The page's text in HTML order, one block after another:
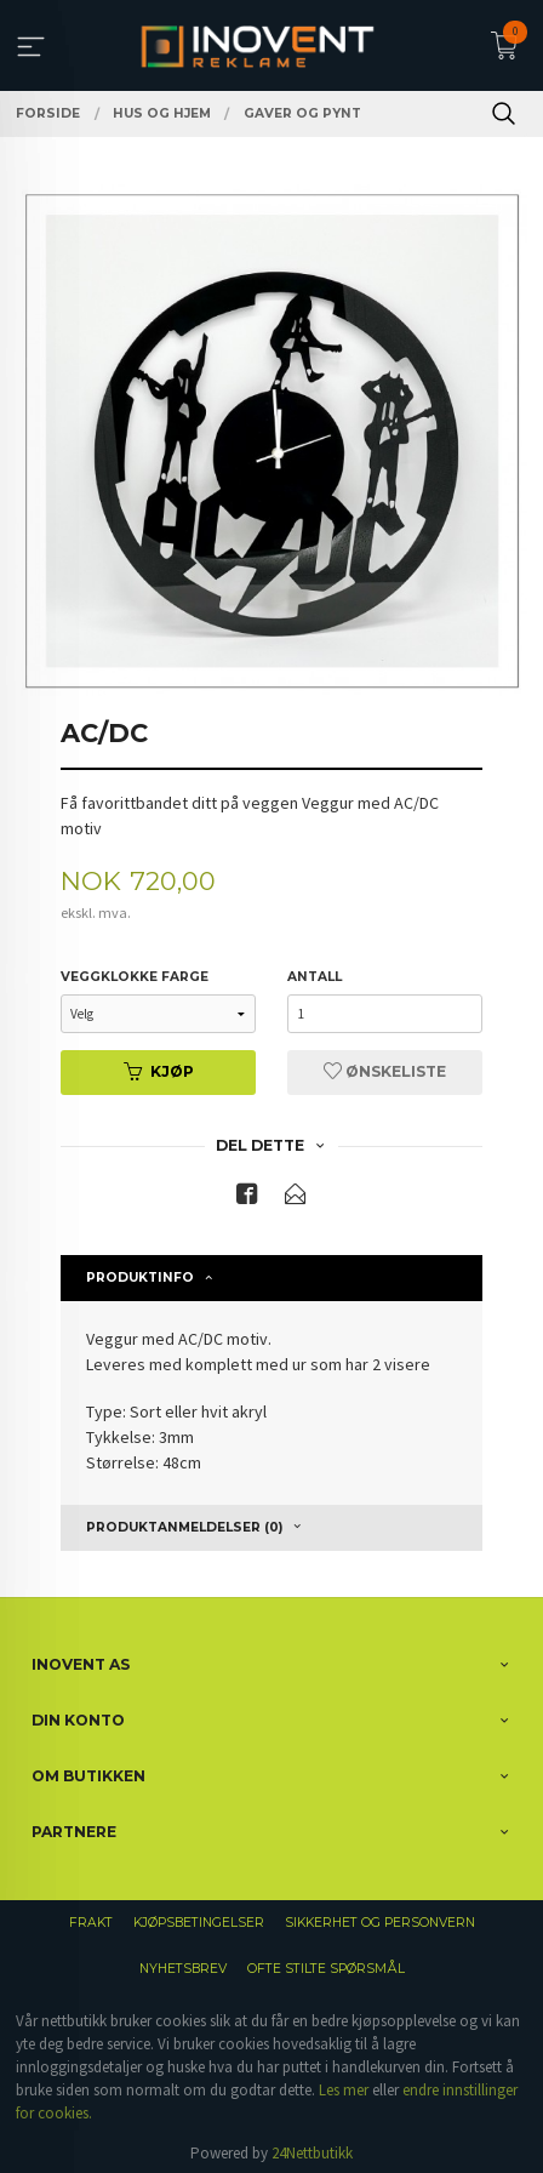
innholdet
0
FORSIDE HUS OG HJEM GAVER OG PYNT
AC/DC
Få favorittbandet ditt på veggen Veggur med AC/DC
motiv
Pris
NOK 720,00
ekskl. mva.
VEGGKLOKKE FARGE ANTALL
KJØP ØNSKELISTE
DEL DETTE
PRODUKTINFO
Veggur med AC/DC motiv.
Leveres med komplett med ur som har 2 visere
Type: Sort eller hvit akryl
Tykkelse: 3mm
Størrelse: 48cm
PRODUKTANMELDELSER (0)
INOVENT AS
DIN KONTO
OM BUTIKKEN
PARTNERE
FRAKT KJØPSBETINGELSER SIKKERHET OG PERSONVERN
NYHETSBREV OFTE STILTE SPØRSMÅL
Vår nettbutikk bruker cookies slik at du får en bedre kjøpsopplevelse og vi kan
yte deg bedre service. Vi bruker cookies hovedsaklig til å lagre
innloggingsdetaljer og huske hva du har puttet i handlekurven din. Fortsett å
bruke siden som normalt om du godtar dette. Les merellerendre innstillinger
for cookies.
Powered by 24Nettbutikk